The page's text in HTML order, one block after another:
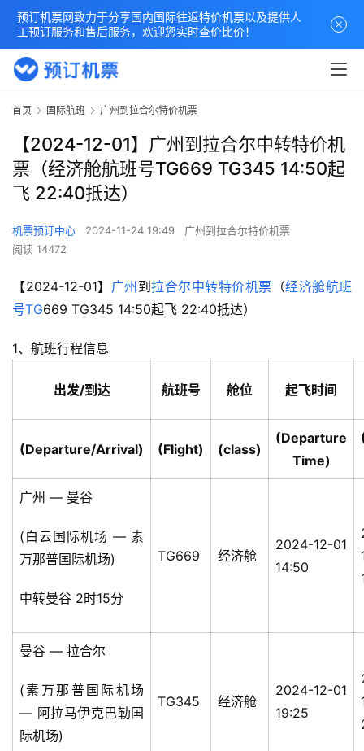
首页 国际航班 广州到拉合尔特价机票
【2024-12-01】广州到拉合尔中转特价机
票（经济舱航班号TG669 TG345 14:50起
飞 22:40抵达）
机票预订中心 2024-11-24 19:49
广州到拉合尔特价机票
阅读 14472
【2024-12-01】 广州 到 拉合尔中转特价机票 （经济舱航班
号TG669 TG345 14:50起飞 22:40抵达）
1、航班行程信息
出发/到达 航班号 舱位 起飞时间
(Departure/Arrival) (Flight) (class)
(Departure
Time)
广州 — 曼谷
(白云国际机场 — 素
万那普国际机场)
中转曼谷 2时15分
TG669 经济舱
2024-12-01
14:50
曼谷 — 拉合尔
(素万那普国际机场
— 阿拉马伊克巴勒国
际机场)
TG345 经济舱
2024-12-01
19:25
预订机票网致力于分享国内国际往返特价机票以及提供人
工预订服务和售后服务，欢迎您实时查价比价！